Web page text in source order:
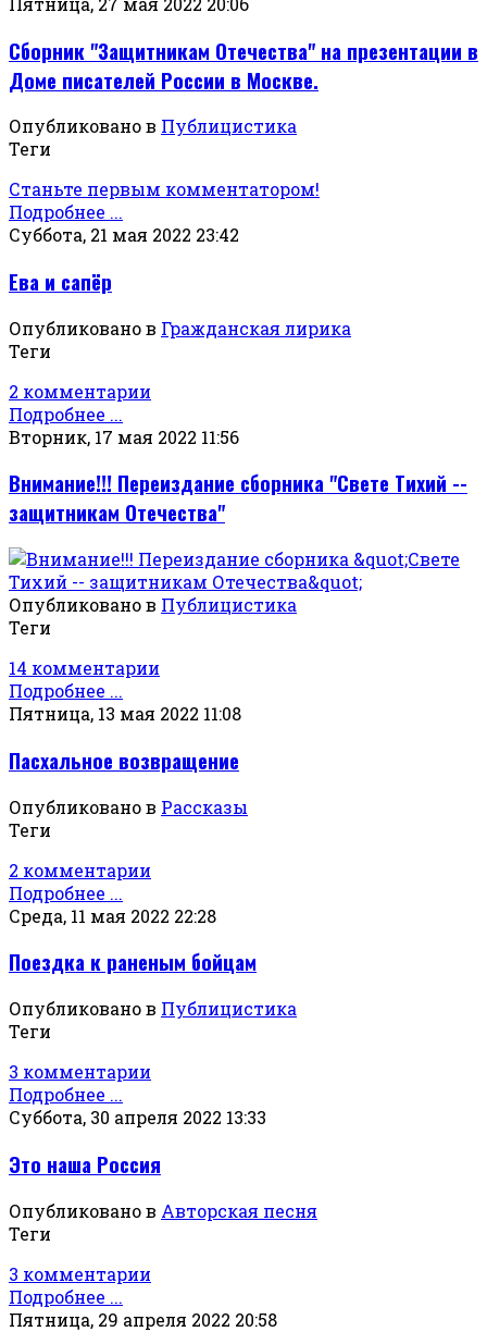
Сборник "Защитникам Отечества" на презентации в
Доме писателей России в Москве.
Опубликовано в Публицистика
Теги
Станьте первым комментатором!
Подробнее ...
Суббота, 21 мая 2022 23:42
Ева и сапёр
Опубликовано в Гражданская лирика
Теги
2 комментарии
Подробнее ...
Вторник, 17 мая 2022 11:56
Внимание!!! Переиздание сборника "Свете Тихий --
защитникам Отечества"
Опубликовано в Публицистика
Теги
14 комментарии
Подробнее ...
Пятница, 13 мая 2022 11:08
Пасхальное возвращение
Опубликовано в Рассказы
Теги
2 комментарии
Подробнее ...
Среда, 11 мая 2022 22:28
Поездка к раненым бойцам
Опубликовано в Публицистика
Теги
3 комментарии
Подробнее ...
Суббота, 30 апреля 2022 13:33
Это наша Россия
Опубликовано в Авторская песня
Теги
3 комментарии
Подробнее ...
Пятница, 29 апреля 2022 20:58